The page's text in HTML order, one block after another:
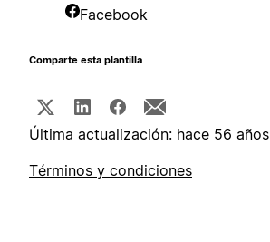
Facebook
Comparte esta plantilla
Última actualización: hace 56 años
Términos y condiciones